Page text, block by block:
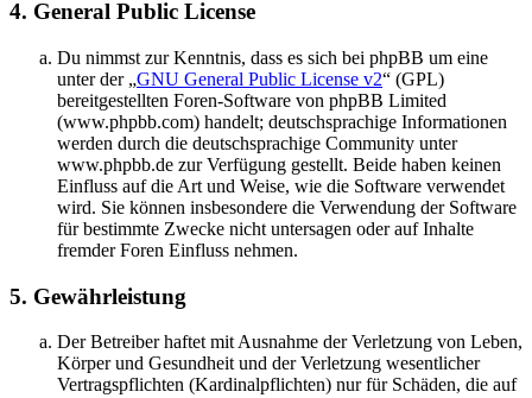
4. General Public License
Du nimmst zur Kenntnis, dass es sich bei phpBB um eine
unter der „GNU General Public License v2“ (GPL)
bereitgestellten Foren-Software von phpBB Limited
(www.phpbb.com) handelt; deutschsprachige Informationen
werden durch die deutschsprachige Community unter
www.phpbb.de zur Verfügung gestellt. Beide haben keinen
Einfluss auf die Art und Weise, wie die Software verwendet
wird. Sie können insbesondere die Verwendung der Software
für bestimmte Zwecke nicht untersagen oder auf Inhalte
fremder Foren Einfluss nehmen.
5. Gewährleistung
Der Betreiber haftet mit Ausnahme der Verletzung von Leben,
Körper und Gesundheit und der Verletzung wesentlicher
Vertragspflichten (Kardinalpflichten) nur für Schäden, die auf